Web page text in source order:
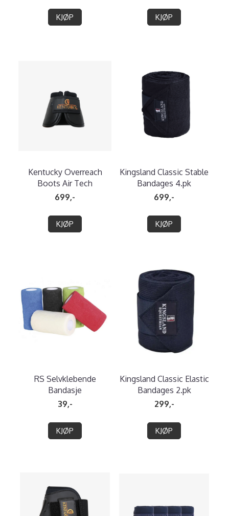
KJØP KJØP
Kentucky Overreach
Boots Air Tech
699,-
KJØP
Kingsland Classic Stable
Bandages 4.pk
699,-
KJØP
RS Selvklebende
Bandasje
39,-
KJØP
Kingsland Classic Elastic
Bandages 2.pk
299,-
KJØP